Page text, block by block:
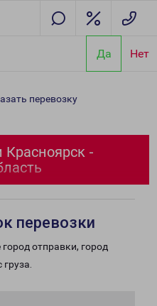
Да Нет
перевозку
Красноярск -
перевозки
отправки, город